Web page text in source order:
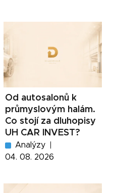
Od autosalonů k
průmyslovým halám.
Co stojí za dluhopisy
UH CAR INVEST?
Analýzy
04. 08. 2026